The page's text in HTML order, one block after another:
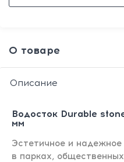
О товаре
Описание
Водосток Durable
мм
Эстетичное и
в парках,